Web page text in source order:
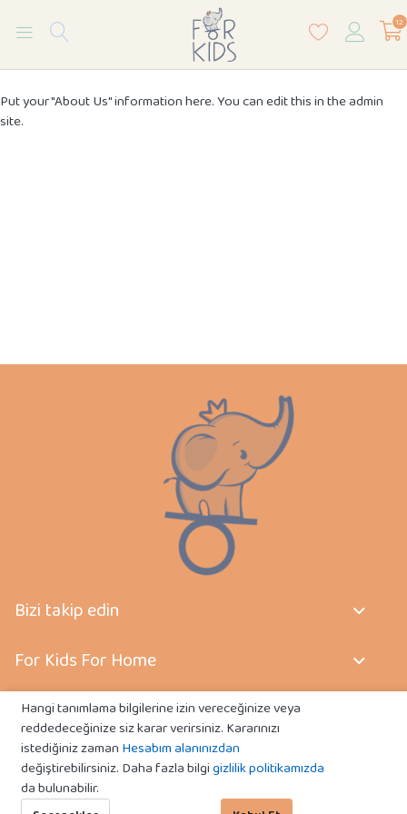
12
Put your "About Us" information here. You can edit this in the admin
site.
Bizi takip edin
For Kids For Home
Sözleşmeler
İletişim
Hangi tanımlama bilgilerine izin vereceğinize veya
reddedeceğinize siz karar verirsiniz. Kararınızı
istediğiniz zamanHesabım alanınızdan
değiştirebilirsiniz. Daha fazla bilgigizlilik politikamızda
da bulunabilir.